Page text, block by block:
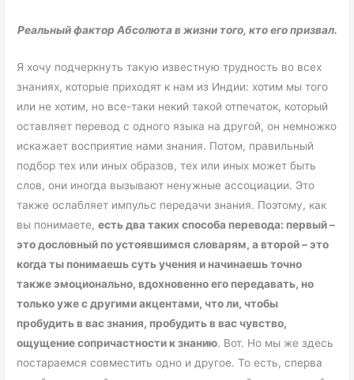
Реальный фактор Абсолюта в жизни того, кто его призвал.
Я хочу подчеркнуть такую известную трудность во всех
знаниях, которые приходят к нам из Индии: хотим мы того
или не хотим, но все-таки некий такой отпечаток, который
оставляет перевод с одного языка на другой, он немножко
искажает восприятие нами знания. Потом, правильный
подбор тех или иных образов, тех или иных может быть
слов, они иногда вызывают ненужные ассоциации. Это
также ослабляет импульс передачи знания. Поэтому, как
вы понимаете,есть два таких способа перевода: первый –
это дословный по устоявшимся словарям, а второй – это
когда ты понимаешь суть учения и начинаешь точно
также эмоционально, вдохновенно его передавать, но
только уже с другими акцентами, что ли, чтобы
пробудить в вас знания, пробудить в вас чувство,
ощущение сопричастности к знанию. Вот. Но мы же здесь
постараемся совместить одно и другое. То есть, сперва